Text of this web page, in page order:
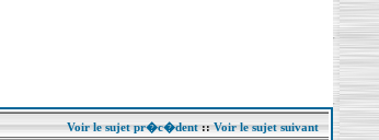
Voir le sujet pr�c�dent::Voir le sujet suivant